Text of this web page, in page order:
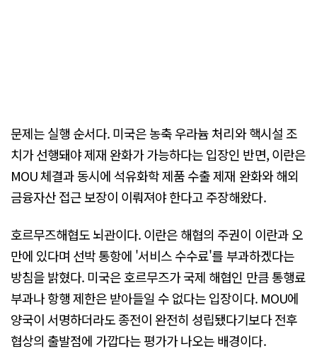
문제는 실행 순서다. 미국은 농축 우라늄 처리와 핵시설 조
치가 선행돼야 제재 완화가 가능하다는 입장인 반면, 이란은
MOU 체결과 동시에 석유화학 제품 수출 제재 완화와 해외
금융자산 접근 보장이 이뤄져야 한다고 주장해왔다.
호르무즈해협도 뇌관이다. 이란은 해협의 주권이 이란과 오
만에 있다며 선박 통항에 '서비스 수수료'를 부과하겠다는
방침을 밝혔다. 미국은 호르무즈가 국제 해협인 만큼 통행료
부과나 항행 제한은 받아들일 수 없다는 입장이다. MOU에
양국이 서명하더라도 종전이 완전히 성립됐다기보다 전후
협상의 출발점에 가깝다는 평가가 나오는 배경이다.